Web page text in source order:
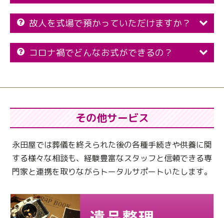
故人を式場で預かっていただけますか？
コロナ禍でどんなお式ができるの？
その他サービス
永田屋では葬儀を終えられた後の各種手続きや供養に関
する様々な相談も、 経験豊富なスタッフと信頼できる専
門家と連携を取りながらトータルサポートいたします。